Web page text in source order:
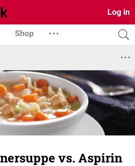
Log in
Shop
vs. Aspirin